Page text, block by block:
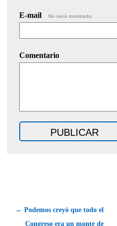
E-mail No será mostrado.
Comentario
← Podemos creyó que todo el
Congreso era un monte de